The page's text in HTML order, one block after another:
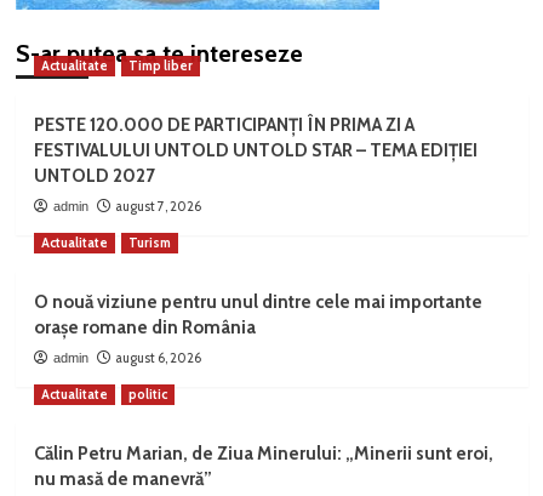
S-ar putea sa te intereseze
Actualitate Timp liber
PESTE 120.000 DE PARTICIPANȚI ÎN PRIMA ZI A
FESTIVALULUI UNTOLD UNTOLD STAR – TEMA EDIȚIEI
UNTOLD 2027
admin august 7, 2026
Actualitate Turism
O nouă viziune pentru unul dintre cele mai importante
orașe romane din România
admin august 6, 2026
Actualitate politic
Călin Petru Marian, de Ziua Minerului: „Minerii sunt eroi,
nu masă de manevră”